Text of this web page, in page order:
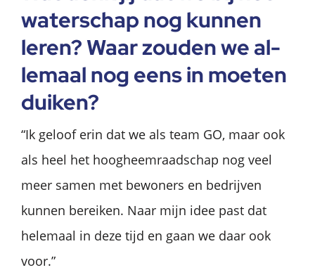
waterschap nog kun­nen
leren? Waar zou­den we al­
le­maal nog eens in moe­ten
dui­ken?
“Ik geloof erin dat we als team GO, maar ook
als heel het hoogheemraadschap nog veel
meer samen met bewoners en bedrijven
kunnen bereiken. Naar mijn idee past dat
helemaal in deze tijd en gaan we daar ook
voor.”